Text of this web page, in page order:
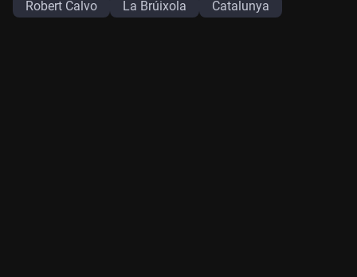
Robert Calvo La Brúixola Catalunya